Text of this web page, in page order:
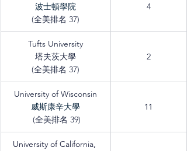
波士頓學院
(全美排名 37)
4
Tufts University
塔夫茨大學
(全美排名 37)
2
University of Wisconsin
威斯康辛大學
(全美排名 39)
11
University of California,